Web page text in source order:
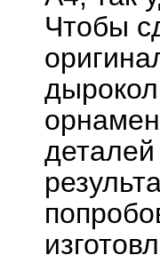
Чтобы